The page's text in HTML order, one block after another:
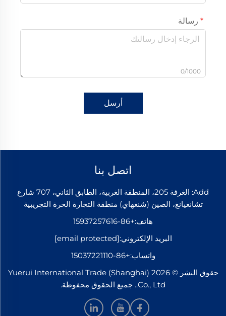
رسالة
0/1000
أرسل
اتصل بنا
Add: الغرفة 205، المنطقة الغربية، الطابق الثاني، 707 شارع
تشانغيانغ، الصين (شنغهاي) منطقة التجارة الحرة التجريبية
هاتف:+86-15937257616
البريد الإلكتروني:[email protected]
واتساب:+86-15037221110
حقوق النشر © 2026 Yuerui International Trade (Shanghai)
Co., Ltd.. جميع الحقوق محفوظة.